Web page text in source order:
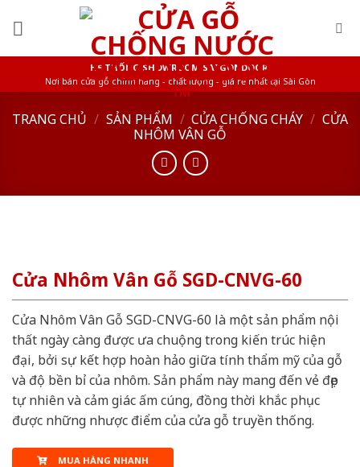
HỆ THỐNG SHOWROOM SAIGONDOOR
Nơi bán cửa gỗ chính hãng - chất lượng - giá rẻ nhất tại Sài Gòn
TRANG CHỦ / SẢN PHẨM / CỬA CHỐNG CHÁY / CỬA
NHÔM VÂN GỖ
Cửa Nhôm Vân Gỗ SGD-CNVG-60
Cửa Nhôm Vân Gỗ SGD-CNVG-60 là một sản phẩm nội
thất ngày càng được ưa chuộng trong kiến trúc hiện
đại, bởi sự kết hợp hoàn hảo giữa tính thẩm mỹ của gỗ
và độ bền bỉ của nhôm. Sản phẩm này mang đến vẻ đẹp
tự nhiên và cảm giác ấm cúng, đồng thời khắc phục
được những nhược điểm của cửa gỗ truyền thống.
MUA HÀNG NHANH